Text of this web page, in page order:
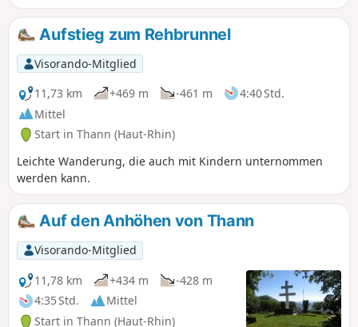
Aufstieg zum Rehbrunnel
Visorando-Mitglied
11,73 km
+469 m -461 m
4:40 Std.
Mittel
Start in Thann (Haut-Rhin)
Leichte Wanderung, die auch mit Kindern unternommen
werden kann.
Auf den Anhöhen von Thann
Visorando-Mitglied
11,78 km
+434 m
-428 m
4:35 Std.
Mittel
Start in Thann (Haut-Rhin)